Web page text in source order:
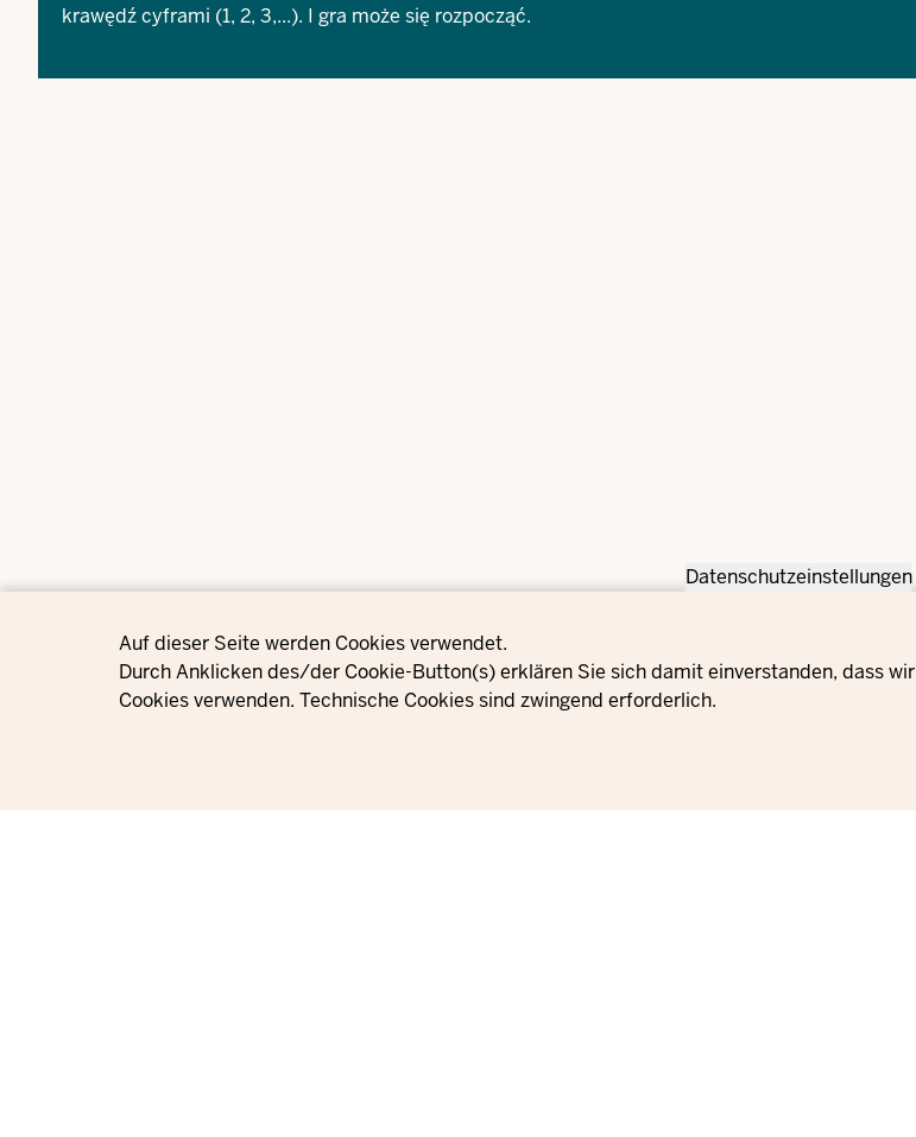
Privacy settings
Datenschutzeinstellungen
Auf dieser Seite werden Cookies verwendet.
Durch Anklicken des/der Cookie-Button(s) erklären Sie sich damit einverstanden, dass wir
Cookies verwenden. Technische Cookies sind zwingend erforderlich.
krawędź cyframi (1, 2, 3,...). I gra może się rozpocząć.